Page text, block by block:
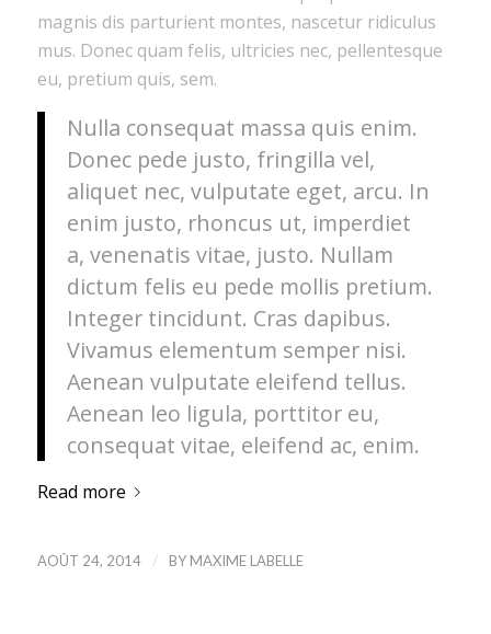
magnis dis parturient montes, nascetur ridiculus
mus. Donec quam felis, ultricies nec, pellentesque
eu, pretium quis, sem.
Nulla consequat massa quis enim.
Donec pede justo, fringilla vel,
aliquet nec, vulputate eget, arcu. In
enim justo, rhoncus ut, imperdiet
a, venenatis vitae, justo. Nullam
dictum felis eu pede mollis pretium.
Integer tincidunt. Cras dapibus.
Vivamus elementum semper nisi.
Aenean vulputate eleifend tellus.
Aenean leo ligula, porttitor eu,
consequat vitae, eleifend ac, enim.
Read more
AOÛT 24, 2014 / BY MAXIME LABELLE